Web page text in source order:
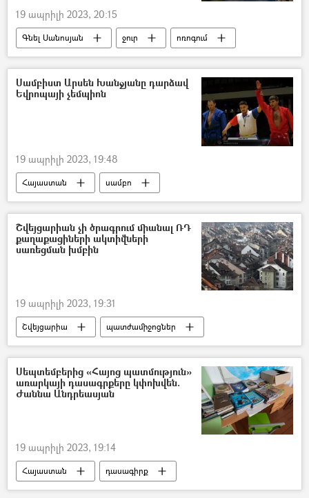
19 ապրիլի 2023, 20:15
Գնել Սանոսյան ջուր
ոռոգում
Սևան
Սամբիստ Արսեն Խանջյանը դարձավ
Եվրոպայի չեմպիոն
19 ապրիլի 2023, 19:48
Հայաստան սամբո
Շվեյցարիան չի ծրագրում միանալ ՌԴ
քաղաքացիների ակտիվների
սառեցման խմբին
19 ապրիլի 2023, 19:31
Շվեյցարիա
պատժամիջոցներ
Ռուսաստան
Սեպտեմբերից «Հայոց պատմություն»
առարկայի դասագրքերը կփոխվեն.
Ժաննա Անդրեասյան
19 ապրիլի 2023, 19:14
Հայաստան
դասագիրք
Ժաննա Անդրեասյան
դպրոց